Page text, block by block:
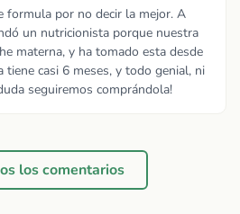
formula por no decir la mejor. A
un nutricionista porque nuestra
materna, y ha tomado esta desde
tiene casi 6 meses, y todo genial, ni
seguiremos comprándola!
los comentarios